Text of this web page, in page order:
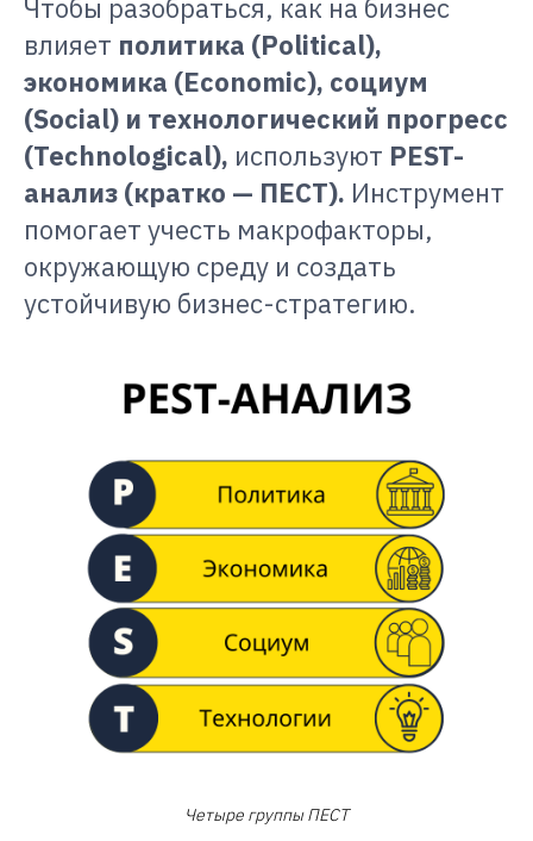
Чтобы разобраться, как на бизнес
влияет политика (Political),
экономика (Economic), социум
(Social) и технологический прогресс
(Technological), используют PEST-
анализ (кратко — ПЕСТ). Инструмент
помогает учесть макрофакторы,
окружающую среду и создать
устойчивую бизнес-стратегию.
Четыре группы ПЕСТ